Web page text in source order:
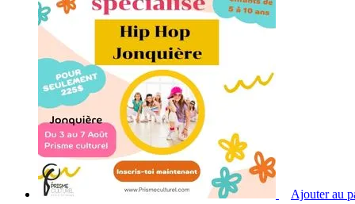
Ajouter au